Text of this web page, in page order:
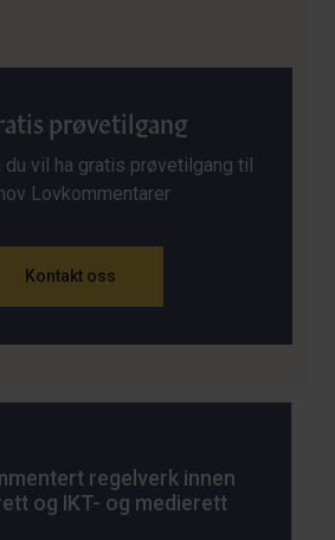
prøvetilgang
du vil ha gratis prøvetilgang til
Lovkommentarer
Kontakt oss
regelverk innen
og IKT- og medierett